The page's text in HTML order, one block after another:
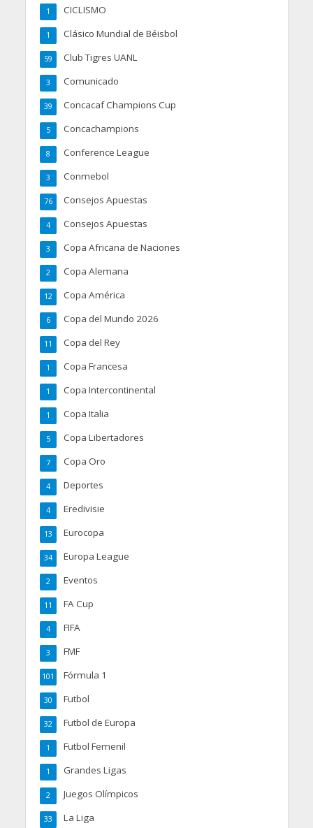
CICLISMO
1
Clásico Mundial de Béisbol
1
Club Tigres UANL
59
Comunicado
3
Concacaf Champions Cup
39
Concachampions
5
Conference League
8
Conmebol
3
Consejos Apuestas
76
Consejos Apuestas
4
Copa Africana de Naciones
3
Copa Alemana
2
Copa América
12
Copa del Mundo 2026
6
Copa del Rey
11
Copa Francesa
1
Copa Intercontinental
1
Copa Italia
1
Copa Libertadores
5
Copa Oro
7
Deportes
4
Eredivisie
4
Eurocopa
13
Europa League
34
Eventos
2
FA Cup
11
FIFA
4
FMF
3
Fórmula 1
101
Futbol
30
Futbol de Europa
32
Futbol Femenil
1
Grandes Ligas
1
Juegos Olímpicos
2
La Liga
33